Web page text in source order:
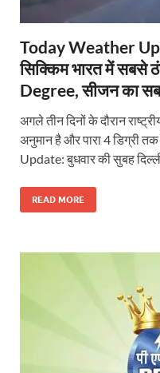
Today Weather
सिक्किम भारत में सबसे
Degree, सीजन का
अगले तीन दिनों के दौरान
अनुमान है और पारा 4 डिग्री
Update: बुधवार की सुबह
READ MORE